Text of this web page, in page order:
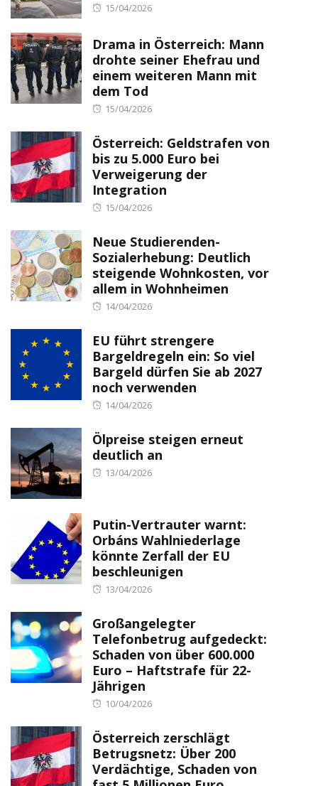
Posted
15/04/2026
Drama in Österreich: Mann
drohte seiner Ehefrau und
einem weiteren Mann mit
dem Tod
Posted
15/04/2026
Österreich: Geldstrafen von
bis zu 5.000 Euro bei
Verweigerung der
Integration
Posted
15/04/2026
Neue Studierenden-
Sozialerhebung: Deutlich
steigende Wohnkosten, vor
allem in Wohnheimen
Posted
14/04/2026
EU führt strengere
Bargeldregeln ein: So viel
Bargeld dürfen Sie ab 2027
noch verwenden
Posted
14/04/2026
Ölpreise steigen erneut
deutlich an
Posted
13/04/2026
Putin-Vertrauter warnt:
Orbáns Wahlniederlage
könnte Zerfall der EU
beschleunigen
Posted
13/04/2026
Großangelegter
Telefonbetrug aufgedeckt:
Schaden von über 600.000
Euro – Haftstrafe für 22-
Jährigen
Posted
10/04/2026
Österreich zerschlägt
Betrugsnetz: Über 200
Verdächtige, Schaden von